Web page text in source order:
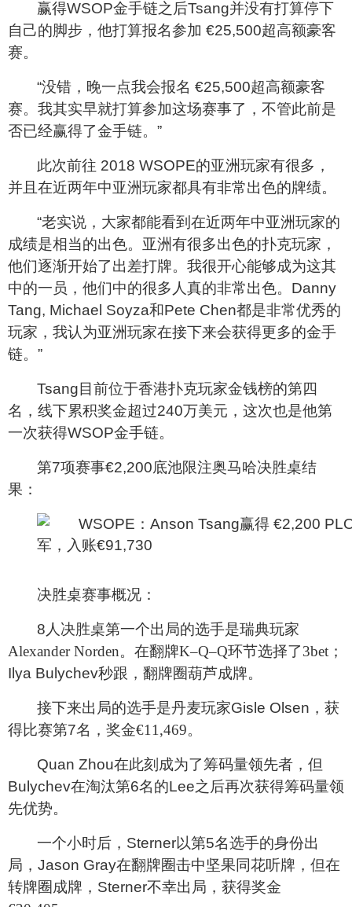
赢得WSOP金手链之后Tsang并没有打算停下
自己的脚步，他打算报名参加 €25,500超高额豪客
赛。
“没错，晚一点我会报名 €25,500超高额豪客
赛。我其实早就打算参加这场赛事了，不管此前是
否已经赢得了金手链。”
此次前往 2018 WSOPE的亚洲玩家有很多，
并且在近两年中亚洲玩家都具有非常出色的牌绩。
“老实说，大家都能看到在近两年中亚洲玩家的
成绩是相当的出色。亚洲有很多出色的扑克玩家，
他们逐渐开始了出差打牌。我很开心能够成为这其
中的一员，他们中的很多人真的非常出色。 Danny
Tang, Michael Soyza和Pete Chen都是非常优秀的
玩家，我认为亚洲玩家在接下来会获得更多的金手
链。”
Tsang目前位于香港扑克玩家金钱榜的第四
名，线下累积奖金超过240万美元，这次也是他第
一次获得WSOP金手链。
第7项赛事€2,200底池限注奥马哈决胜桌结
果：
决胜桌赛事概况：
8 人决胜桌第一个出局的选手是瑞典玩家
Alexander Norden。在翻牌K–Q–Q环节选择了3bet ；
Ilya Bulychev秒跟，翻牌圈葫芦成牌。
接下来出局的选手是丹麦玩家Gisle Olsen ，获
得比赛第7名，奖金€11,469。
Quan Zhou在此刻成为了筹码量领先者，但
Bulychev在淘汰第6名的Lee之后再次获得筹码量领
先优势。
一个小时后， Sterner以第5名选手的身份出
局， Jason Gray在翻牌圈击中坚果同花听牌，但在
转牌圈成牌， Sterner不幸出局，获得奖金